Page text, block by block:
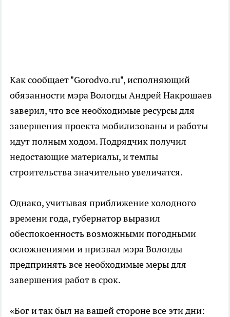
Как сообщает "Gorodvo.ru", исполняющий
обязанности мэра Вологды Андрей Накрошаев
заверил, что все необходимые ресурсы для
завершения проекта мобилизованы и работы
идут полным ходом. Подрядчик получил
недостающие материалы, и темпы
строительства значительно увеличатся.
Однако, учитывая приближение холодного
времени года, губернатор выразил
обеспокоенность возможными погодными
осложнениями и призвал мэра Вологды
предпринять все необходимые меры для
завершения работ в срок.
«Бог и так был на вашей стороне все эти дни: